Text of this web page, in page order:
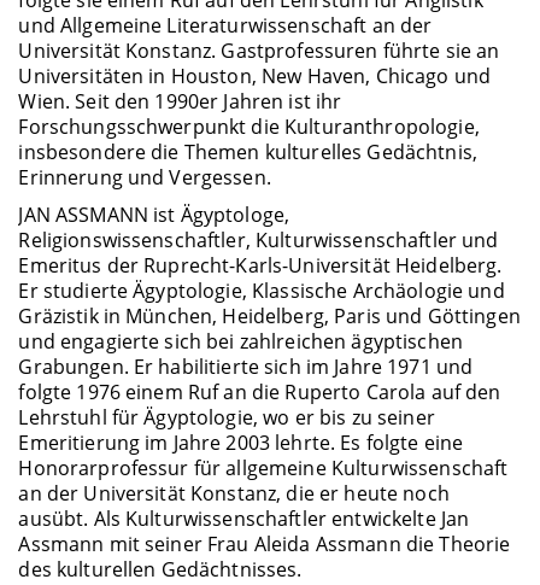
und Allgemeine Literaturwissenschaft an der
Universität Konstanz. Gastprofessuren führte sie an
Universitäten in Houston, New Haven, Chicago und
Wien. Seit den 1990er Jahren ist ihr
Forschungsschwerpunkt die Kulturanthropologie,
insbesondere die Themen kulturelles Gedächtnis,
Erinnerung und Vergessen.
JAN ASSMANN ist Ägyptologe,
Religionswissenschaftler, Kulturwissenschaftler und
Emeritus der Ruprecht-Karls-Universität Heidelberg.
Er studierte Ägyptologie, Klassische Archäologie und
Gräzistik in München, Heidelberg, Paris und Göttingen
und engagierte sich bei zahlreichen ägyptischen
Grabungen. Er habilitierte sich im Jahre 1971 und
folgte 1976 einem Ruf an die Ruperto Carola auf den
Lehrstuhl für Ägyptologie, wo er bis zu seiner
Emeritierung im Jahre 2003 lehrte. Es folgte eine
Honorarprofessur für allgemeine Kulturwissenschaft
an der Universität Konstanz, die er heute noch
ausübt. Als Kulturwissenschaftler entwickelte Jan
Assmann mit seiner Frau Aleida Assmann die Theorie
des kulturellen Gedächtnisses.